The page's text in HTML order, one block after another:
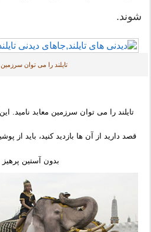
تایلند را می توان سرزمین معابد
دارید از آن ها بازدید کنید، باید از پوشیدن
بدون آستین پرهیز